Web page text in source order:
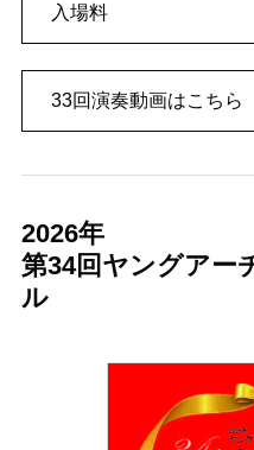
入場料
33回演奏動画はこちら
2026年
第34回ヤングアー
ル